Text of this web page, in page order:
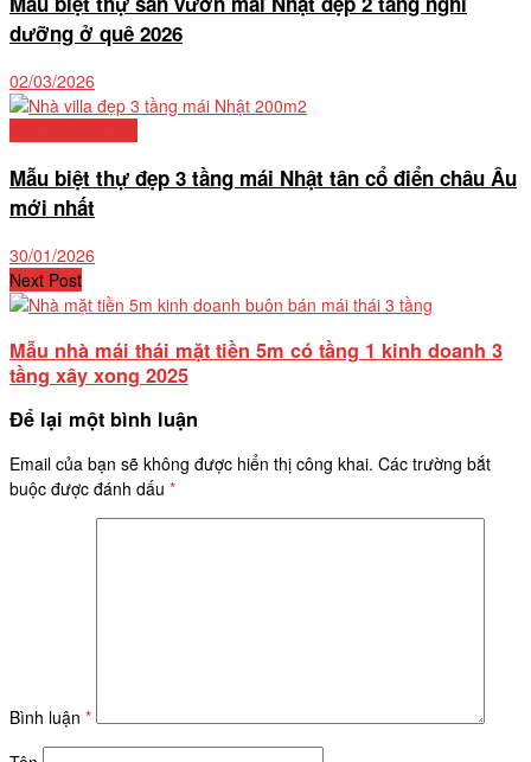
dưỡng ở quê 2026
02/03/2026
Mẫu biệt thự đẹp 3 tầng mái Nhật tân cổ điển châu Âu
mới nhất
30/01/2026
Next Post
Mẫu nhà mái thái mặt tiền 5m có tầng 1 kinh doanh 3
tầng xây xong 2025
Để lại một bình luận
Email của bạn sẽ không được hiển thị công khai. Các trường bắt
buộc được đánh dấu *
Bình luận *